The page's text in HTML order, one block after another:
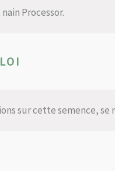
Processor.
sur cette semence, se